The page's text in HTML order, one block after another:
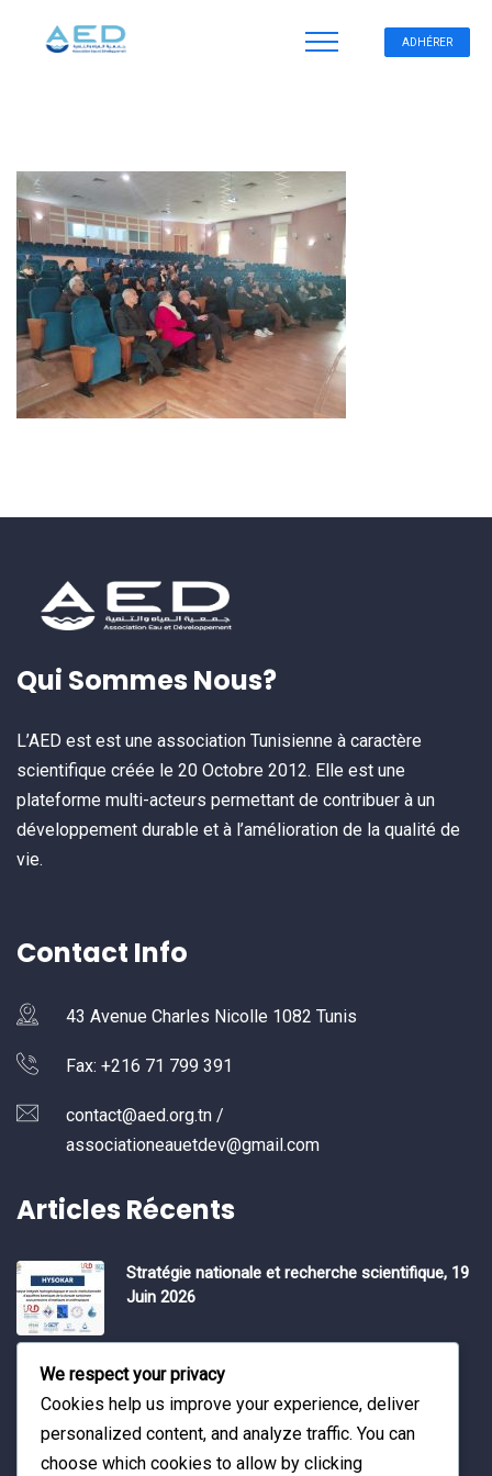
ADHÉRER
Qui Sommes Nous?
L’AED est est une association Tunisienne à caractère
scientifique créée le 20 Octobre 2012. Elle est une
plateforme multi-acteurs permettant de contribuer à un
développement durable et à l’amélioration de la qualité de
vie.
Contact Info
43 Avenue Charles Nicolle 1082 Tunis
Fax: +216 71 799 391
contact@aed.org.tn /
associationeauetdev@gmail.com
Articles Récents
Stratégie nationale et recherche scientifique, 19
Juin 2026
Water Expo 2026, 5,6 et 7 Mai 2026
Workshop on “INTEGRATED GROUNDWATER
We respect your privacy
Cookies help us improve your experience, deliver
personalized content, and analyze traffic. You can
choose which cookies to allow by clicking